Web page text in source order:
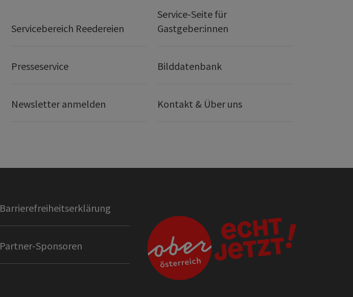
Servicebereich Reedereien
Service-Seite für
Gastgeber:innen
Presseservice Bilddatenbank
Newsletter anmelden Kontakt & Über uns
Barrierefreiheitserklärung
Partner-Sponsoren